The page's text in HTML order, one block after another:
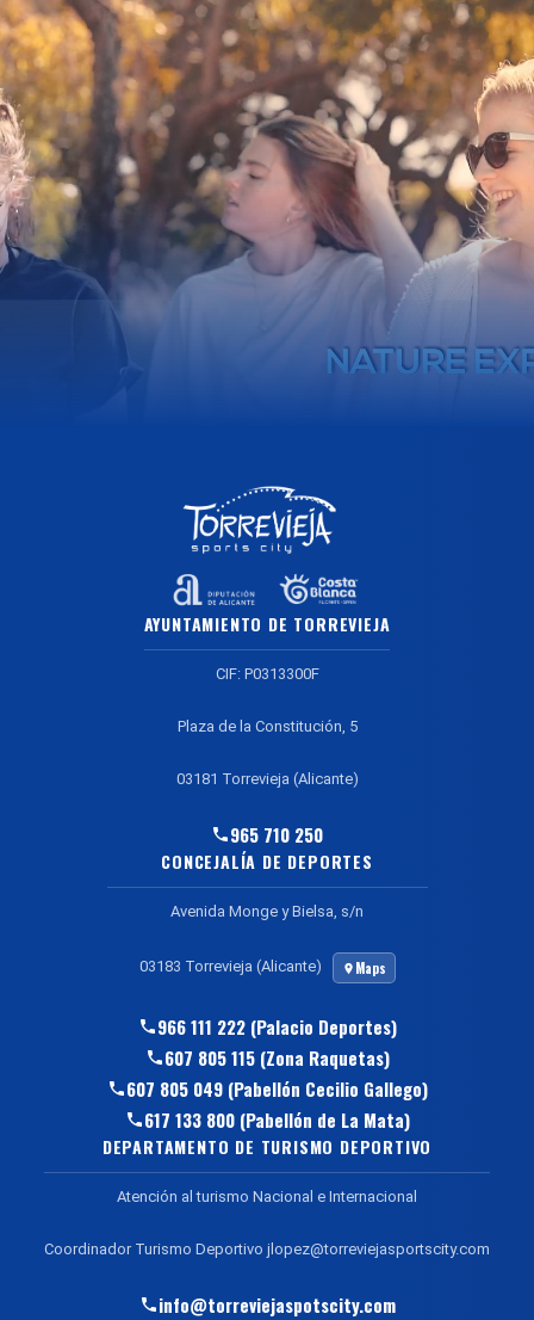
AYUNTAMIENTO DE TORREVIEJA
CIF: P0313300F
Plaza de la Constitución, 5
03181 Torrevieja (Alicante)
965 710 250
CONCEJALÍA DE DEPORTES
Avenida Monge y Bielsa, s/n
03183 Torrevieja (Alicante) Maps
966 111 222 (Palacio Deportes)
607 805 115 (Zona Raquetas)
607 805 049 (Pabellón Cecilio Gallego)
617 133 800 (Pabellón de La Mata)
DEPARTAMENTO DE TURISMO DEPORTIVO
Atención al turismo Nacional e Internacional
Coordinador Turismo Deportivo jlopez@torreviejasportscity.com
info@torreviejaspotscity.com